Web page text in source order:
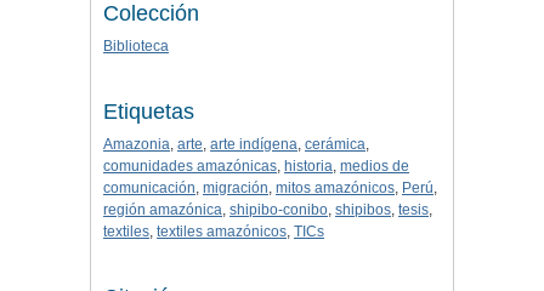
Colección
Biblioteca
Etiquetas
Amazonia, arte, arte indígena, cerámica,
comunidades amazónicas, historia, medios de
comunicación, migración, mitos amazónicos, Perú,
región amazónica, shipibo-conibo, shipibos, tesis,
textiles, textiles amazónicos, TICs